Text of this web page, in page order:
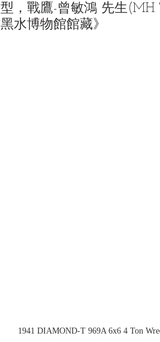
型，戰鷹-曾敏鴻 先生(MH
黑水博物館館藏》
1941 DIAMOND-T 969A 6x6 4 Ton